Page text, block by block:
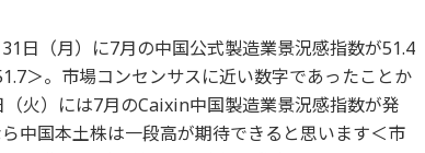
日（月）に7月の中国公式製造業景況感指数が51.4
＞。市場コンセンサスに近い数字であったことか
火）には7月のCaixin中国製造業景況感指数が発
中国本土株は一段高が期待できると思います＜市